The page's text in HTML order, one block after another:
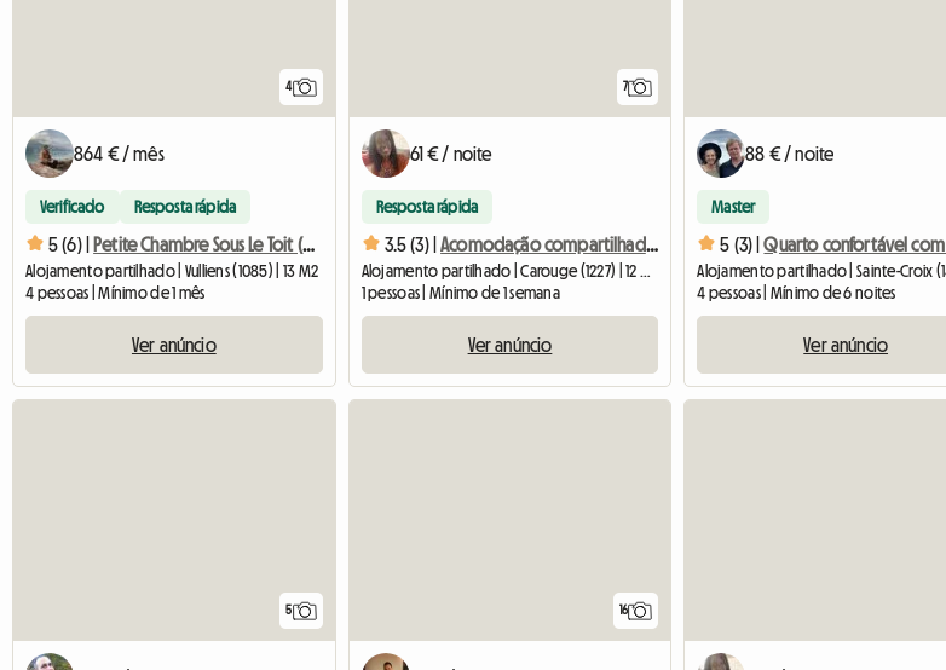
4
864 € / mês
Verificado Resposta rápida
5 (6) | Petite Chambre Sous Le Toit (place De Parc Voiture Inclu
Alojamento partilhado | Vulliens (1085) | 13 M2
4 pessoas | Mínimo de 1 mês
Ver anúncio
7
61 € / noite
Resposta rápida
3.5 (3) | Acomodação compartilhada em um duplex de 4 quartos
Alojamento partilhado | Carouge (1227) | 12 M2
1 pessoas | Mínimo de 1 semana
Ver anúncio
88 € / noite
Master
5 (3) |
4 pessoas | Mínimo de 6 noites
Ver anúncio
5 16